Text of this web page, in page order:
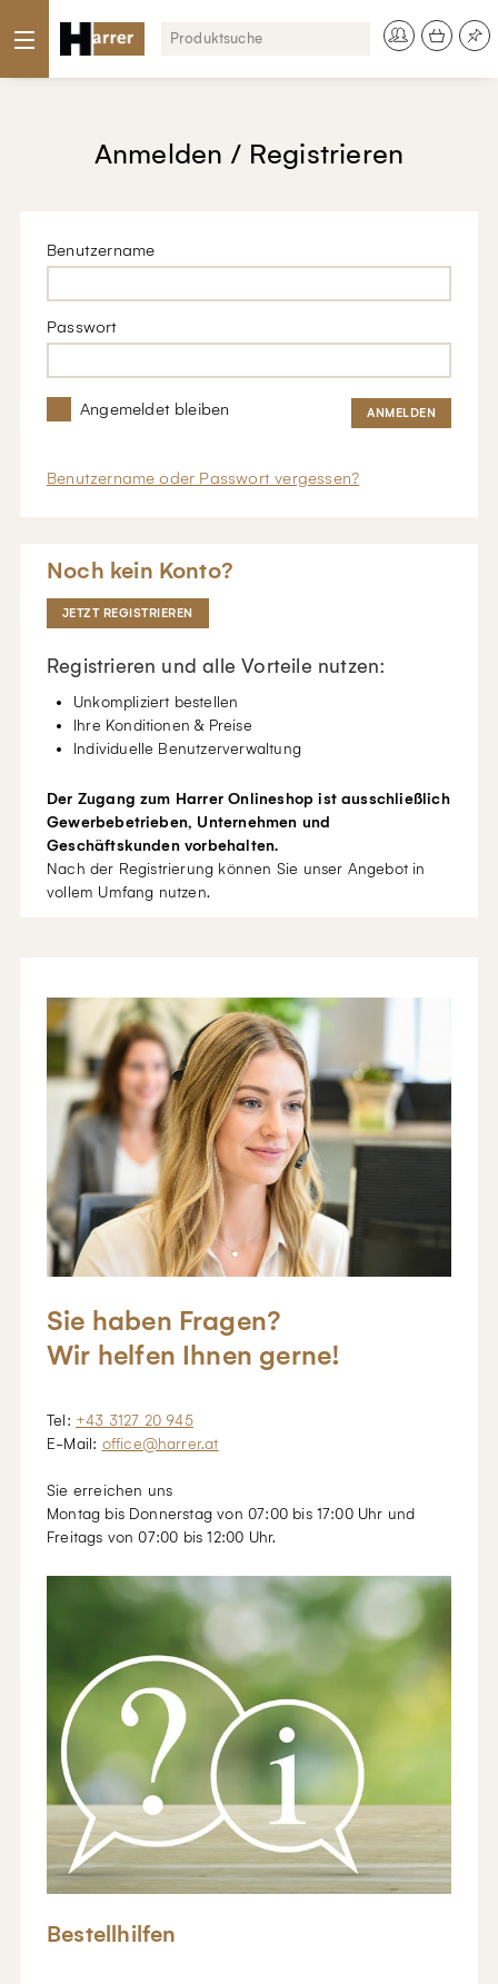
Anmelden / Registrieren
Benutzername
Passwort
Angemeldet bleiben
Benutzername oder Passwort vergessen?
Noch kein Konto?
JETZT REGISTRIEREN
Registrieren und alle Vorteile nutzen:
Unkompliziert bestellen
Ihre Konditionen & Preise
Individuelle Benutzerverwaltung
Der Zugang zum Harrer Onlineshop ist ausschließlich
Gewerbebetrieben, Unternehmen und
Geschäftskunden vorbehalten.
Nach der Registrierung können Sie unser Angebot in
vollem Umfang nutzen.
Sie haben Fragen?
Wir helfen Ihnen gerne!
Tel: +43 3127 20 945
E-Mail: office@harrer.at
Sie erreichen uns
Montag bis Donnerstag von 07:00 bis 17:00 Uhr und
Freitags von 07:00 bis 12:00 Uhr.
Bestellhilfen